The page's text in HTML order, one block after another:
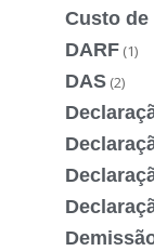
Custo de
DARF (1)
DAS (2)